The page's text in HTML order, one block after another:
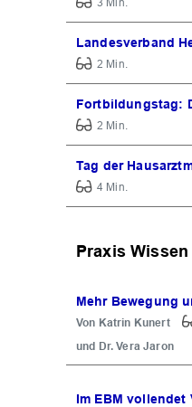
Landesverband
2 Min.
Fortbildungstag:
2 Min.
Tag der
4 Min.
Praxis Wissen
Mehr Bewegung
Katrin Kunert
Dr. Vera Jaron
Im EBM vollendet